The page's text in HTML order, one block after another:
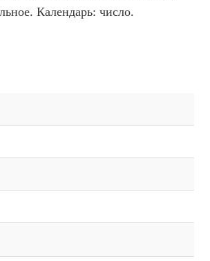
Календарь: число.